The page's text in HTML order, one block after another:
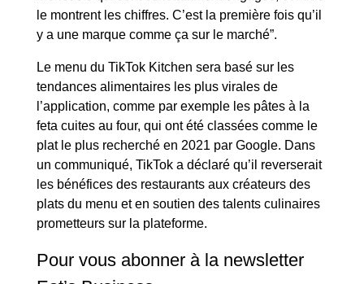
le montrent les chiffres. C’est la première fois qu’il
y a une marque comme ça sur le marché”.
Le menu du TikTok Kitchen sera basé sur les
tendances alimentaires les plus virales de
l’application, comme par exemple les pâtes à la
feta cuites au four, qui ont été classées comme le
plat le plus recherché en 2021 par Google. Dans
un communiqué, TikTok a déclaré qu’il reverserait
les bénéfices des restaurants aux créateurs des
plats du menu et en soutien des talents culinaires
prometteurs sur la plateforme.
Pour vous abonner à la newsletter